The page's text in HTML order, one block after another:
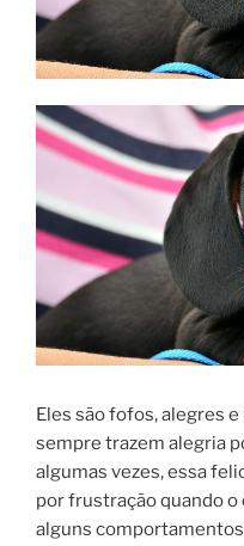
Eles são fofos, alegres
sempre trazem alegria
algumas vezes, essa
por frustração quando o
alguns